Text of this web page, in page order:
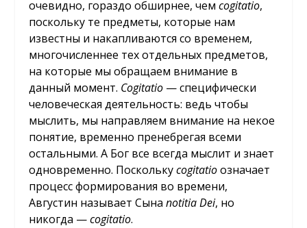
очевидно, гораздо обширнее, чемcogitatio,
поскольку те предметы, которые нам
известны и накапливаются со временем,
многочисленнее тех отдельных предметов,
на которые мы обращаем внимание в
данный момент. Cogitatio — специфически
человеческая деятельность: ведь чтобы
мыслить, мы направляем внимание на некое
понятие, временно пренебрегая всеми
остальными. А Бог все всегда мыслит и знает
одновременно. Посколькуcogitatioозначает
процесс формирования во времени,
Августин называет Сынаnotitia Dei, но
никогда —cogitatio.